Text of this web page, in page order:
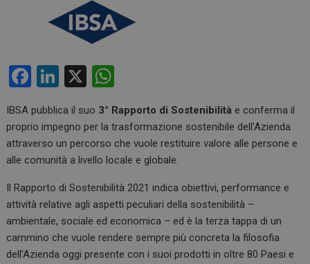
F
ce
b
o
o
k
Li
ke
dI
n
X
at
s
A
p
p
IBSA pubblica il suo 3° Rapporto di Sostenibilità e conferma il
proprio impegno per la trasformazione sostenibile dell’Azienda
attraverso un percorso che vuole restituire valore alle persone e
alle comunità a livello locale e globale.
Il Rapporto di Sostenibilità 2021 indica obiettivi, performance e
attività relative agli aspetti peculiari della sostenibilità –
ambientale, sociale ed economica – ed è la terza tappa di un
cammino che vuole rendere sempre più concreta la filosofia
dell’Azienda oggi presente con i suoi prodotti in oltre 80 Paesi e